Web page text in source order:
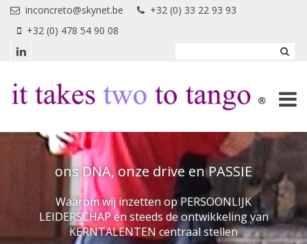
Overslaan en naar de inhoud gaan
inconcreto@skynet.be
+32 (0) 33 22 93 93
+32 (0) 478 54 90 08
ons DNA, onze drive en PASSIE
Waarom wij inzetten op PERSOONLIJK
LEIDERSCHAP en steeds de ontwikkeling van
KERNTALENTEN centraal stellen